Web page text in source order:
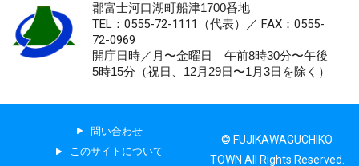
郡富士河口湖町船津1700番地
TEL：0555-72-1111 （代表）／ FAX：0555-
72-0969
開庁日時／月〜金曜日 午前8時30分〜午後
5時15分（祝日、12月29日〜1月3日を除く）
問い合わせ
このサイトについて
© FUJIKAWAGUCHIKO
TOWN All Rights Reserved.